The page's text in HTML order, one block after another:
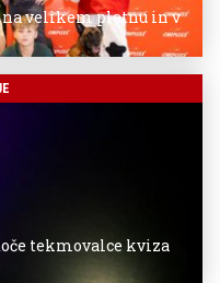
na velikem platnu in v
tekmovalce kviza